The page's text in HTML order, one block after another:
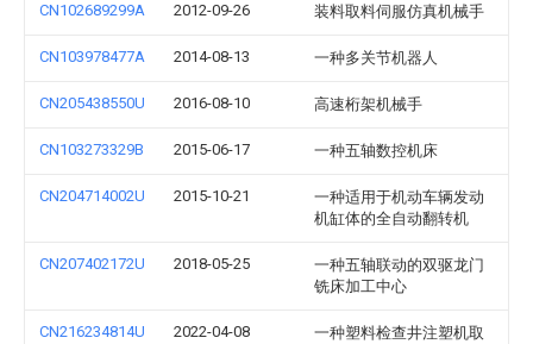
CN102689299A 2012-09-26 装料取料伺服仿真机械手
CN103978477A 2014-08-13 一种多关节机器人
CN205438550U 2016-08-10 高速桁架机械手
CN103273329B 2015-06-17 一种五轴数控机床
CN204714002U 2015-10-21
一种适用于机动车辆发动
机缸体的全自动翻转机
CN207402172U 2018-05-25
一种五轴联动的双驱龙门
铣床加工中心
CN216234814U 2022-04-08
一种塑料检查井注塑机取